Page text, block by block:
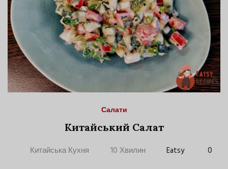
Салати
Китайський Салат
Китайська Кухня 10 Хвилин Eatsy 0